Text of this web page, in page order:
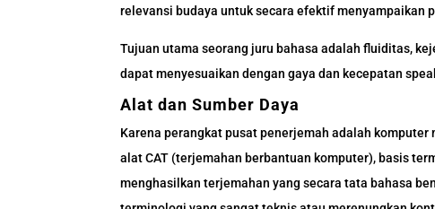
relevansi budaya untuk secara efektif menyampaikan
Tujuan utama seorang juru bahasa adalah fluiditas,
dapat menyesuaikan dengan gaya dan kecepatan
Alat dan Sumber Daya
Karena perangkat pusat penerjemah adalah
alat CAT (terjemahan berbantuan komputer), basis
menghasilkan terjemahan yang secara tata bahasa